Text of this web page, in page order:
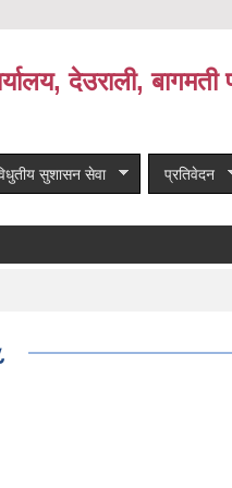
देउराली,
सुशासन सेवा प्रतिवेदन